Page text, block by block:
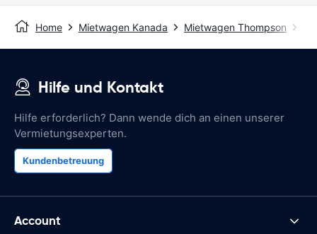
Home Mietwagen Kanada Mietwagen Thompson
Hilfe und Kontakt
Hilfe erforderlich? Dann wende dich an einen unserer
Vermietungsexperten.
Kundenbetreuung
Account